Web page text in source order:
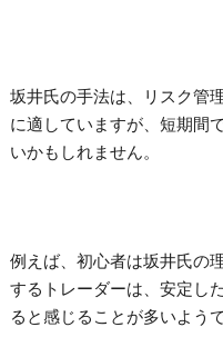
坂井氏の手法は、リスク管
に適していますが、短期間
いかもしれません。
例えば、初心者は坂井氏の
するトレーダーは、安定し
ると感じることが多いようで